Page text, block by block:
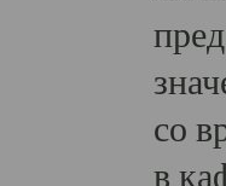
со
в